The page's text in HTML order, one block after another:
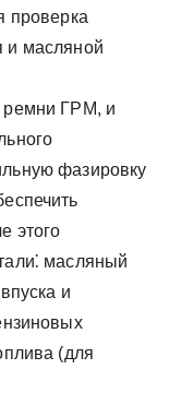
проверка
и масляной
ремни ГРМ, и
фазировку
этого
масляный
и
(для